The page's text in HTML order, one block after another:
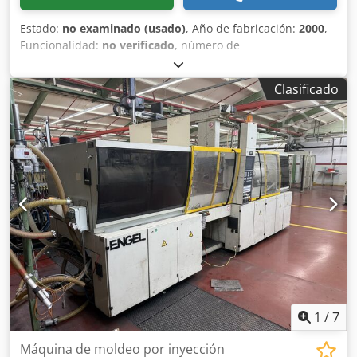
Estado: no examinado (usado), Año de fabricación: 2000,
Funcionalidad: no verificado, número de
, longitud total:
total:2.000 mm, altura total:2.000 mm, Peso aproximado:
9000 kg. Se vende una máquina usada procedente de la
liquidación de un almacén. Dcodpfx Adszqapds Nsk La
venta se realiza sin garantía alguna por defectos
materiales. La máquina no ha sido revisada, pero
funcionaba correctamente hasta el final.
Clasificado
1 /7
Máquina de moldeo por inyección